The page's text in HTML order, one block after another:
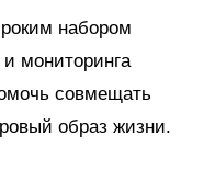
набором
мониторинга
совмещать
образ жизни.